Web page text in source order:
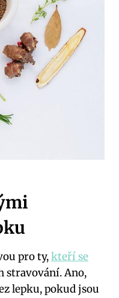
pro ty,kteří se
stravování. Ano,
lepku, pokud jsou